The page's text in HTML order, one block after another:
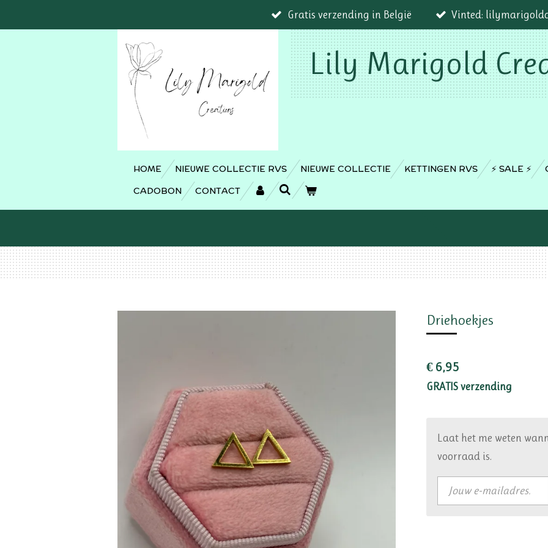
direct
Gratis verzending in België Vinted:
Lily Marigold
HOME NIEUWE COLLECTIE RVS NIEUWE COLLECTIE KETTINGEN RVS ⚡️ SALE ⚡️
CADOBON
CONTACT
Driehoekjes
€ 6,95
GRATIS verzending
Laat het me weten
voorraad is.